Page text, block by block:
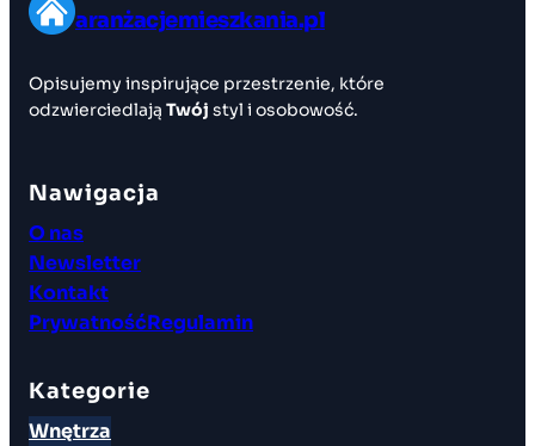
aranżacjemieszkania.pl
Opisujemy inspirujące przestrzenie, które
odzwierciedlają Twój styl i osobowość.
Nawigacja
O nas
Newsletter
Kontakt
PrywatnośćRegulamin
Kategorie
Wnętrza